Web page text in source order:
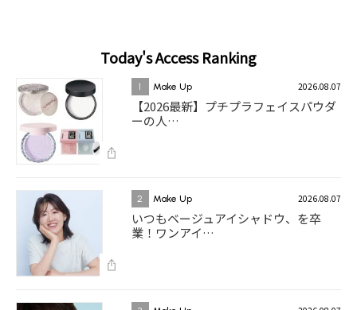
Today's Access Ranking
1 Make Up 2026.08.07
【2026最新】プチプラフェイスパウダ
ーの人…
2 Make Up 2026.08.07
いつもベージュアイシャドウ、を卒
業！ワンアイ…